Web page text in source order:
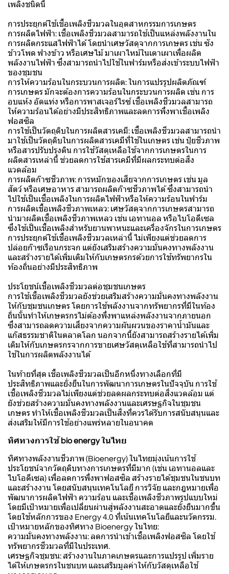
เพลิงชนิดนี้
การประยุกต์ใช้เชื้อเพลิงชีวมวลในอุตสาหกรรมการเกษตร
การผลิตไฟฟ้า: เชื้อเพลิงชีวมวลสามารถใช้เป็นแหล่งพลังงานใน
การผลิตกระแสไฟฟ้าได้ โดยนำเศษวัสดุจากการเกษตร เช่น ซัง
ข้าวโพด ฟางข้าว หรือเศษไม้ มาเผาไหม้ในเตาเผาเพื่อผลิต
พลังงานไฟฟ้า ซึ่งสามารถนำไปใช้ในฟาร์มหรือส่งเข้าระบบไฟฟ้า
ของชุมชน
การให้ความร้อนในกระบวนการผลิต: ในการแปรรูปผลิตภัณฑ์
การเกษตร มักจะต้องการความร้อนในกระบวนการผลิต เช่น การ
อบแห้ง อัดแท่ง หรือการพาสเจอร์ไรซ์ เชื้อเพลิงชีวมวลสามารถ
ให้ความร้อนได้อย่างมีประสิทธิภาพและลดการพึ่งพาเชื้อเพลิง
ฟอสซิล
การใช้เป็นวัตถุดิบในการผลิตสารเคมี: เชื้อเพลิงชีวมวลสามารถนำ
มาใช้เป็นวัตถุดิบในการผลิตสารเคมีที่ใช้ในเกษตร เช่น ปุ๋ยชีวภาพ
หรือสารปรับปรุงดิน การใช้วัสดุเหลือใช้จากการเกษตรในการ
ผลิตสารเหล่านี้ ช่วยลดการใช้สารเคมีที่มีผลกระทบต่อสิ่ง
แวดล้อม
การผลิตก๊าซชีวภาพ: การหมักของเสียจากการเกษตร เช่น มูล
สัตว์ หรือเศษอาหาร สามารถผลิตก๊าซชีวภาพได้ ซึ่งสามารถนำ
ไปใช้เป็นเชื้อเพลิงในการผลิตไฟฟ้าหรือให้ความร้อนในฟาร์ม
การผลิตเชื้อเพลิงชีวภาพเหลว: เศษวัสดุจากการเกษตรสามารถ
นำมาผลิตเชื้อเพลิงชีวภาพเหลว เช่น เอทานอล หรือไบโอดีเซล
ซึ่งใช้เป็นเชื้อเพลิงสำหรับยานพาหนะและเครื่องจักรในการเกษตร
การประยุกต์ใช้เชื้อเพลิงชีวมวลเหล่านี้ ไม่เพียงแต่ช่วยลดการ
ปล่อยก๊าซเรือนกระจก แต่ยังเสริมสร้างความมั่นคงทางพลังงาน
และสร้างรายได้เพิ่มเติมให้กับเกษตรกรด้วยการใช้ทรัพยากรใน
ท้องถิ่นอย่างมีประสิทธิภาพ
ประโยชน์เชื้อเพลิงชีวมวลต่อชุมชนเกษตร
การใช้เชื้อเพลิงชีวมวลยังช่วยเสริมสร้างความมั่นคงทางพลังงาน
ให้กับชุมชนเกษตร โดยการใช้พลังงานจากทรัพยากรที่มีในท้อง
ถิ่นนั้นทำให้เกษตรกรไม่ต้องพึ่งพาแหล่งพลังงานจากภายนอก
ซึ่งสามารถลดความเสี่ยงจากความผันผวนของราคาน้ำมันและ
แก๊สธรรมชาติในตลาดโลก นอกจากนี้ยังสามารถสร้างรายได้เพิ่ม
เติมให้กับเกษตรกรจากการขายเศษวัสดุเหลือใช้ที่สามารถนำไป
ใช้ในการผลิตพลังงานได้
ในท้ายที่สุด เชื้อเพลิงชีวมวลเป็นอีกหนึ่งทางเลือกที่มี
ประสิทธิภาพและยั่งยืนในการพัฒนาการเกษตรในปัจจุบัน การใช้
เชื้อเพลิงชีวมวลไม่เพียงแต่ช่วยลดผลกระทบต่อสิ่งแวดล้อม แต่
ยังช่วยสร้างความมั่นคงทางพลังงานและเศรษฐกิจในชุมชน
เกษตร ทำให้เชื้อเพลิงชีวมวลเป็นสิ่งที่ควรได้รับการสนับสนุนและ
ส่งเสริมให้มีการใช้อย่างแพร่หลายในอนาคต
ทิศทางการใช้ bio energy ในไทย
ทิศทางพลังงานชีวภาพ (Bioenergy) ในไทยมุ่งเน้นการใช้
ประโยชน์จากวัตถุดิบทางการเกษตรที่มีมาก (เช่น เอทานอลและ
ไบโอดีเซล) เพื่อลดการพึ่งพาฟอสซิล สร้างรายได้ชุมชนในชนบท
และสร้างงาน โดยสนับสนุนเทคโนโลยี การวิจัย และกฎหมายเพื่อ
พัฒนาการผลิตไฟฟ้า ความร้อน และเชื้อเพลิงชีวภาพรูปแบบใหม่
โดยมีเป้าหมายเพื่อเปลี่ยนผ่านสู่พลังงานสะอาดและยั่งยืนมากขึ้น
โดยใช้หลักการของ Energy 4.0 ที่เน้นเทคโนโลยีและนวัตกรรม.
เป้าหมายหลักของทิศทาง Bioenergy ในไทย:
ความมั่นคงทางพลังงาน: ลดการนำเข้าเชื้อเพลิงฟอสซิล โดยใช้
ทรัพยากรชีวมวลที่มีในประเทศ.
เศรษฐกิจชุมชน: สร้างงานในภาคเกษตรและการแปรรูป เพิ่มราย
ได้ให้เกษตรกรในชนบท และเสริมมูลค่าให้กับวัสดุเหลือใช้